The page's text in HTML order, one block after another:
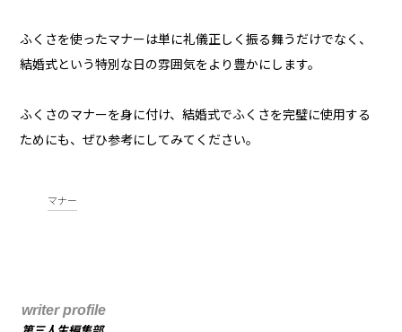
ふくさを使ったマナーは単に礼儀正しく振る舞うだけでなく、
結婚式という特別な日の雰囲気をより豊かにします。
ふくさのマナーを身に付け、結婚式でふくさを完璧に使用する
ためにも、ぜひ参考にしてみてください。
マナー
writer profile